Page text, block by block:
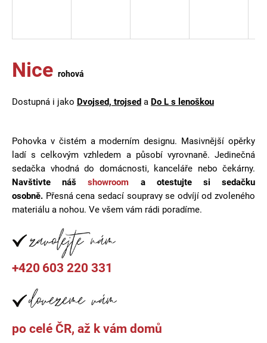
Nice rohová
Dostupná i jako Dvojsed, trojsed a Do L s lenoškou
Pohovka v čistém a moderním designu. Masivnější opěrky
ladí s celkovým vzhledem a působí vyrovnaně. Jedinečná
sedačka vhodná do domácnosti, kanceláře nebo čekárny.
Navštivte nášshowroom a otestujte si sedačku
osobně. Přesná cena sedací soupravy se odvíjí od zvoleného
materiálu a nohou. Ve všem vám rádi poradíme.
+420 603 220 331
po celé ČR, až k vám domů
t
?
HLEDAT
D
o
p
r
č
e
e